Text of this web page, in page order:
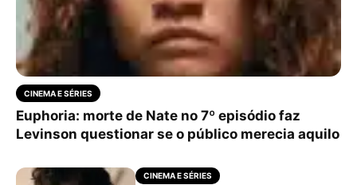
CINEMA E SÉRIES
Euphoria: morte de Nate no 7º episódio faz
Levinson questionar se o público merecia aquilo
CINEMA E SÉRIES